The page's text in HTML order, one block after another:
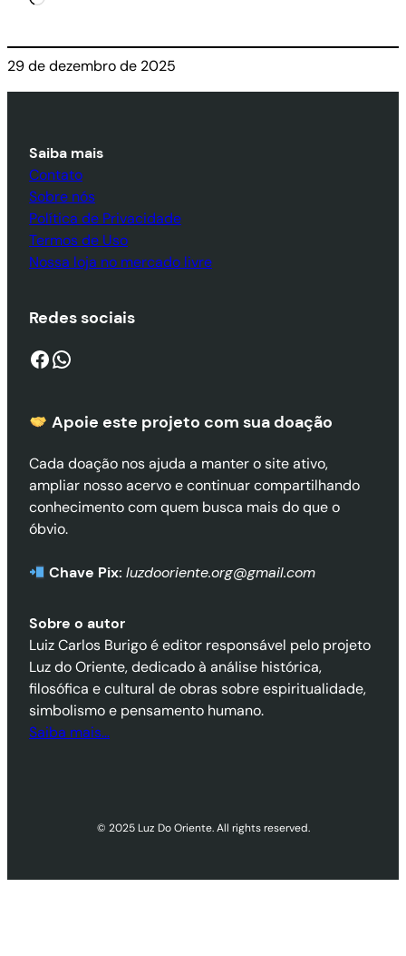
29 de dezembro de 2025
Saiba mais
Contato
Sobre nós
Política de Privacidade
Termos de Uso
Nossa loja no mercado livre
Redes sociais
Facebook WhatsApp
Apoie este projeto com sua doação
Cada doação nos ajuda a manter o site ativo,
ampliar nosso acervo e continuar compartilhando
conhecimento com quem busca mais do que o
óbvio.
Chave Pix: luzdooriente.org@gmail.com
Sobre o autor
Luiz Carlos Burigo é editor responsável pelo projeto
Luz do Oriente, dedicado à análise histórica,
filosófica e cultural de obras sobre espiritualidade,
simbolismo e pensamento humano.
Saiba mais…
© 2025 Luz Do Oriente. All rights reserved.